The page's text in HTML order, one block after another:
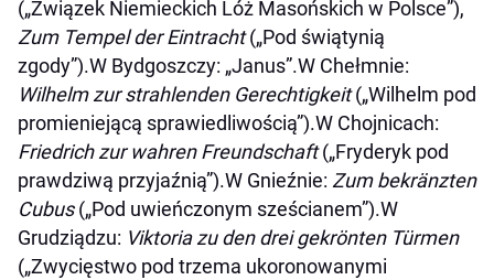
(„Związek Niemieckich Lóż Masońskich w Polsce”),
Zum Tempel der Eintracht(„Pod świątynią
zgody”).W Bydgoszczy: „Janus”.W Chełmnie:
Wilhelm zur strahlenden Gerechtigkeit(„Wilhelm pod
promieniejącą sprawiedliwością”).W Chojnicach:
Friedrich zur wahren Freundschaft(„Fryderyk pod
prawdziwą przyjaźnią”).W Gnieźnie: Zum bekränzten
Cubus(„Pod uwieńczonym sześcianem”).W
Grudziądzu: Viktoria zu den drei gekrönten Türmen
(„Zwycięstwo pod trzema ukoronowanymi